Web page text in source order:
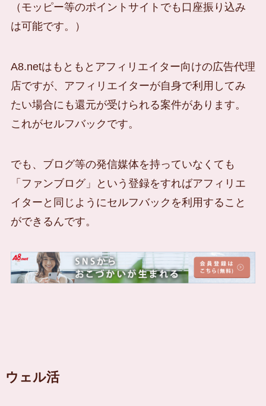
（モッピー等のポイントサイトでも口座振り込み
は可能です。）
A8.netはもともとアフィリエイター向けの広告代理
店ですが、アフィリエイターが自身で利用してみ
たい場合にも還元が受けられる案件があります。
これがセルフバックです。
でも、ブログ等の発信媒体を持っていなくても
「ファンブログ」という登録をすればアフィリエ
イターと同じようにセルフバックを利用すること
ができるんです。
ウェル活